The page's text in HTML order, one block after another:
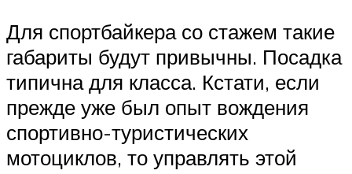
Для спортбайкера со стажем такие
габариты будут привычны. Посадка
типична для класса. Кстати, если
прежде уже был опыт вождения
спортивно-туристических
мотоциклов, то управлять этой